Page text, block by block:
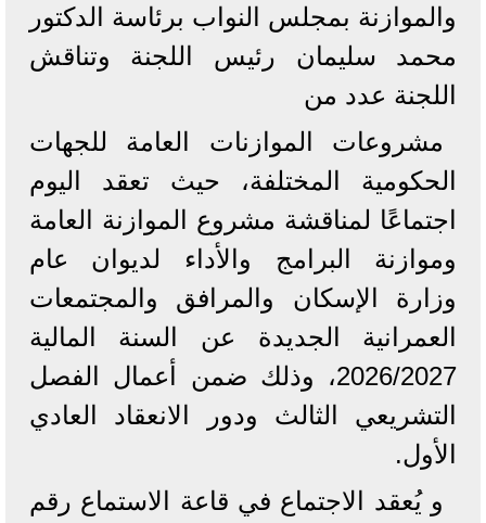
والموازنة بمجلس النواب برئاسة الدكتور
محمد سليمان رئيس اللجنة وتناقش
اللجنة عدد من
مشروعات الموازنات العامة للجهات
الحكومية المختلفة، حيث تعقد اليوم
اجتماعًا لمناقشة مشروع الموازنة العامة
وموازنة البرامج والأداء لديوان عام
وزارة الإسكان والمرافق والمجتمعات
العمرانية الجديدة عن السنة المالية
2026/2027، وذلك ضمن أعمال الفصل
التشريعي الثالث ودور الانعقاد العادي
الأول.
و يُعقد الاجتماع في قاعة الاستماع رقم